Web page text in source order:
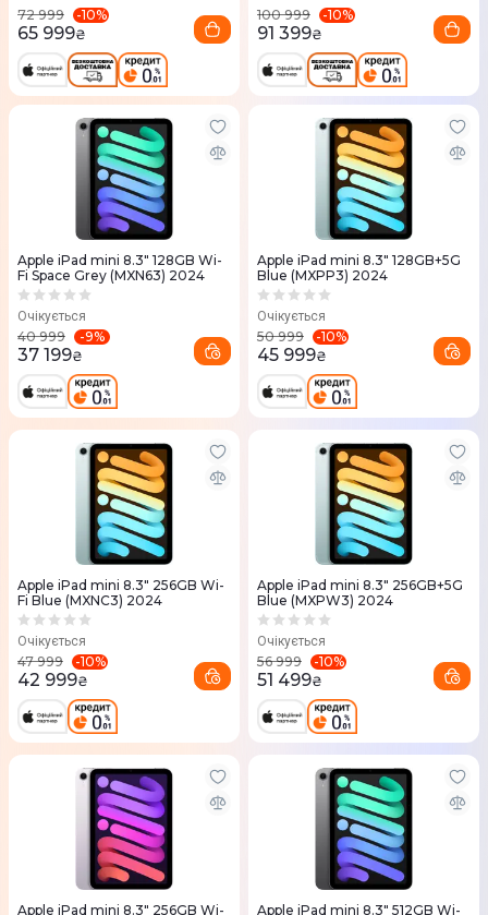
72 999
-10%
65 999₴
100 999
-10%
91 399₴
Apple iPad mini 8.3" 128GB Wi-
Fi Space Grey (MXN63) 2024
Очікується
40 999 -9%
37 199₴
Apple iPad mini 8.3" 128GB+5G
Blue (MXPP3) 2024
Очікується
50 999 -10%
45 999₴
Apple iPad mini 8.3" 256GB Wi-
Fi Blue (MXNC3) 2024
Очікується
47 999 -10%
42 999₴
Apple iPad mini 8.3" 256GB+5G
Blue (MXPW3) 2024
Очікується
56 999 -10%
51 499₴
Apple iPad mini 8.3" 256GB Wi- Apple iPad mini 8.3" 512GB Wi-